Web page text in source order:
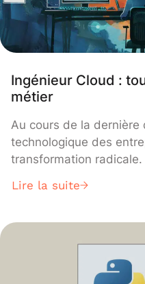
Ingénieur Cloud :
métier
Au cours de la dernière
technologique des
transformation
Cloud Computing. Une
organisations gèrent
informatiques, ouvrant
ère d’agilité, d’efficacité
Lire la suite